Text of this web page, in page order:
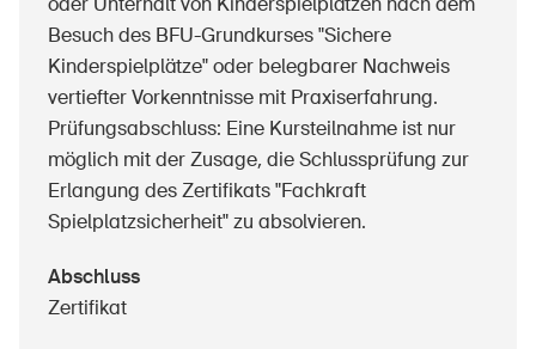
Besuch des BFU-Grundkurses "Sichere
Kinderspielplätze" oder belegbarer Nachweis
vertiefter Vorkenntnisse mit Praxiserfahrung.
Prüfungsabschluss: Eine Kursteilnahme ist nur
möglich mit der Zusage, die Schlussprüfung zur
Erlangung des Zertifikats "Fachkraft
Spielplatzsicherheit" zu absolvieren.
Abschluss
Zertifikat